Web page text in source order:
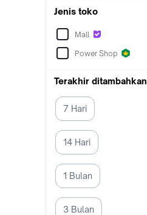
Jenis toko
Mall
Power Shop
Terakhir ditambahkan
7 Hari
14 Hari
1 Bulan
3 Bulan